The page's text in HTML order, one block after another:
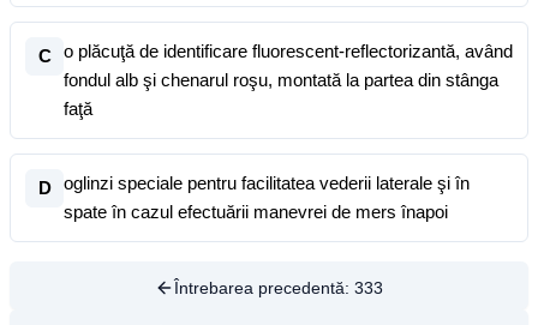
C
o plăcuţă de identificare fluorescent-reflectorizantă, având
fondul alb şi chenarul roşu, montată la partea din stânga
faţă
D
oglinzi speciale pentru facilitatea vederii laterale şi în
spate în cazul efectuării manevrei de mers înapoi
Întrebarea precedentă: 333